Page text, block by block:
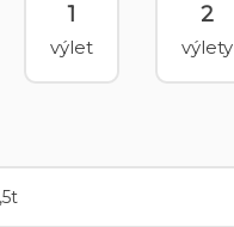
1
výlet
2
výlety